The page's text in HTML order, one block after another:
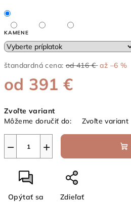
KAMENE
štandardná cena: od 416 € až –6 %
od 391 €
cena:
Zvoľte variant
Môžeme doručiť do:
Zvoľte variant
+
−
Opýtať sa Zdieľať